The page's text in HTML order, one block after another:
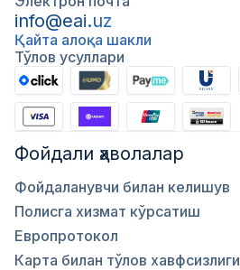
info@eai.uz
Қайта алоқа шакли
Тўлов усуллари
Фойдали ҳаволалар
Фойдаланувчи билан келишув
Полисга хизмат кўрсатиш
Европротокол
Карта билан тўлов хавфсизлиги